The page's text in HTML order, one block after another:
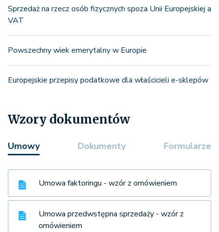
Sprzedaż na rzecz osób fizycznych spoza Unii Europejskiej a
VAT
Powszechny wiek emerytalny w Europie
Europejskie przepisy podatkowe dla właścicieli e-sklepów
Wzory dokumentów
Umowy Dokumenty Formularze
Umowa faktoringu - wzór z omówieniem
Umowa przedwstępna sprzedaży - wzór z
omówieniem